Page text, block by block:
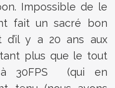
Impossible de le
fait un sacré bon
y a 20 ans aux
plus que le tout
30FPS (qui en